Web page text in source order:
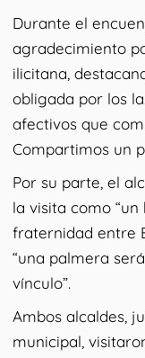
Durante el
agradecimiento
ilicitana,
obligada por los
afectivos que
Compartimos un
Por su parte, el
la visita como
fraternidad entre
“una palmera
vínculo”.
Ambos alcaldes,
municipal,